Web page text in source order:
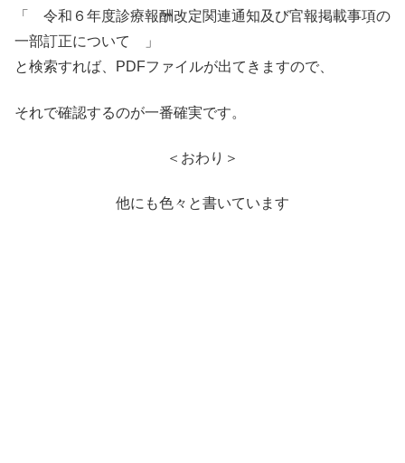
「 令和６年度診療報酬改定関連通知及び官報掲載事項の
一部訂正について 」
と検索すれば、PDFファイルが出てきますので、
それで確認するのが一番確実です。
＜おわり＞
他にも色々と書いています